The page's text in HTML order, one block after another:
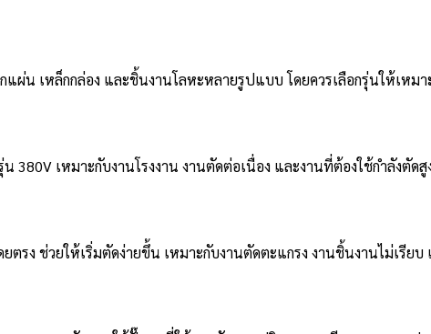
ผ่น เหล็กกล่อง และชิ้นงานโลหะหลายรูปแบบ โดยควรเลือกรุ่นให้เหม
เหมาะกับงานโรงงาน งานตัดต่อเนื่อง และงานที่ต้องใช้กำลังตัดสู
รง ช่วยให้เริ่มตัดง่ายขึ้น เหมาะกับงานตัดตะแกรง งานชิ้นงานไม่เรียบ